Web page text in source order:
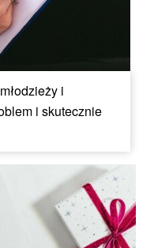
i
i skutecznie